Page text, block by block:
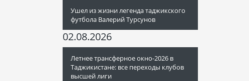
Ушел из жизни легенда таджикского
футбола Валерий Турсунов
02.08.2026
Летнее трансферное окно-2026 в
Таджикистане: все переходы клубов
высшей лиги